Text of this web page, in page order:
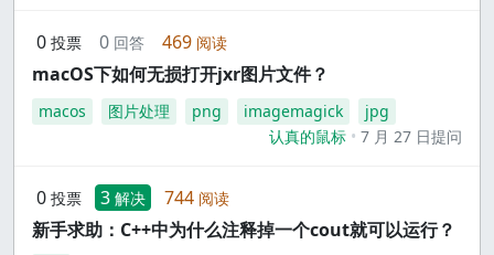
0 投票 0 回答 469 阅读
macOS下如何无损打开jxr图片文件？
macos 图片处理 png imagemagick
jpg
认真的鼠标
7 月 27 日提问
0 投票 3 解决 744 阅读
新手求助：C++中为什么注释掉一个cout就可以运行？